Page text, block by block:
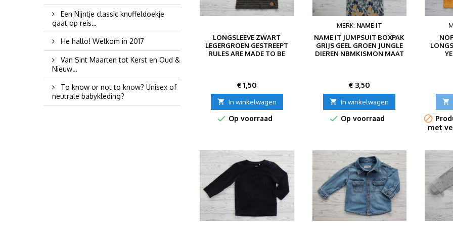
Een Nijntje classic knuffeldoekje
gaat op reis…
He hallo! Welkom in 2017
Van Sint Maarten tot Kerst en Oud &
Nieuw…
To know or not to know? Unisex of
neutrale babykleding?
LONGSLEEVE ZWART
LEGERGROEN GESTREEPT
RULES ARE MADE TO BE
Prijs
€ 1,50
 In winkelwagen
 Op voorraad
MERK: NAME IT
NAME IT JUMPSUIT BOXPAK
GRIJS GEEL GROEN JUNGLE
DIEREN NBMKISMON MAAT
Prijs
€ 3,50
 In winkelwagen
 Op voorraad


met